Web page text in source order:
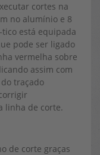
cortes na
no alumínio e 8
está equipada
pode ser ligado
vermelha sobre
assim com
traçado
linha de corte.
de corte graças